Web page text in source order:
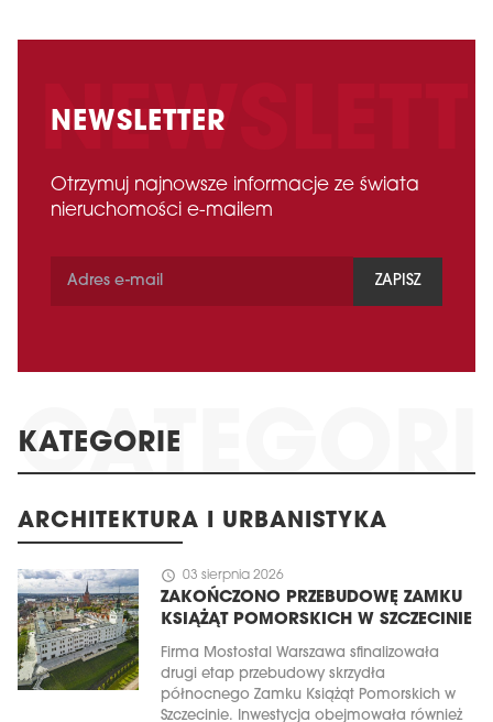
NEWSLETTER
Otrzymuj najnowsze informacje ze świata
nieruchomości e-mailem
ZAPISZ
KATEGORIE
ARCHITEKTURA I URBANISTYKA
schedule 03 sierpnia 2026
ZAKOŃCZONO PRZEBUDOWĘ ZAMKU
KSIĄŻĄT POMORSKICH W SZCZECINIE
Firma Mostostal Warszawa sfinalizowała
drugi etap przebudowy skrzydła
północnego Zamku Książąt Pomorskich w
Szczecinie. Inwestycja obejmowała również